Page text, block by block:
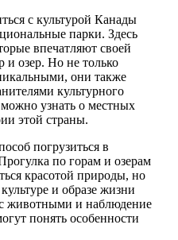
с культурой Канады
парки. Здесь
впечатляют своей
и озер. Но не только
они также
культурного
узнать о местных
этой страны.
погрузиться в
по горам и озерам
красотой природы, но
и образе жизни
животными и наблюдение
понять особенности